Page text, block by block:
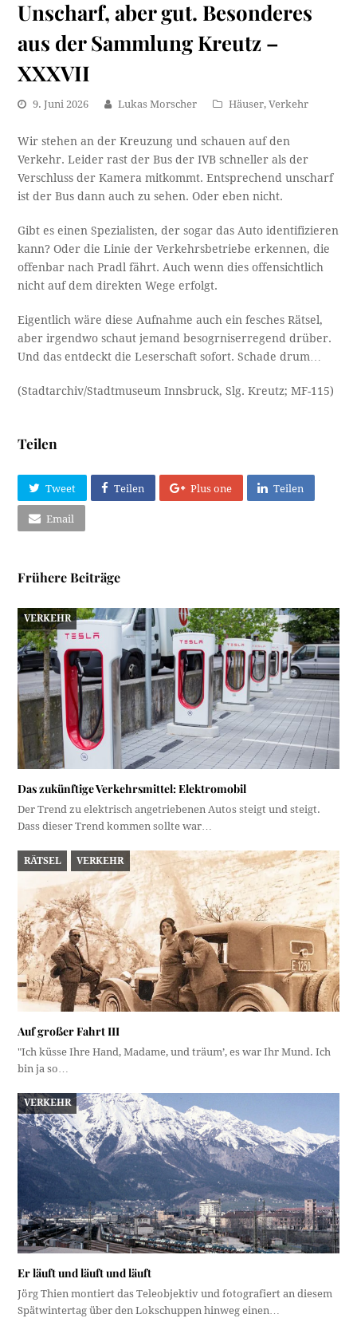
Unscharf, aber gut. Besonderes
aus der Sammlung Kreutz –
XXXVII
9. Juni 2026 Lukas Morscher Häuser,Verkehr
Wir stehen an der Kreuzung und schauen auf den
Verkehr. Leider rast der Bus der IVB schneller als der
Verschluss der Kamera mitkommt. Entsprechend unscharf
ist der Bus dann auch zu sehen. Oder eben nicht.
Gibt es einen Spezialisten, der sogar das Auto identifizieren
kann? Oder die Linie der Verkehrsbetriebe erkennen, die
offenbar nach Pradl fährt. Auch wenn dies offensichtlich
nicht auf dem direkten Wege erfolgt.
Eigentlich wäre diese Aufnahme auch ein fesches Rätsel,
aber irgendwo schaut jemand besogrniserregend drüber.
Und das entdeckt die Leserschaft sofort. Schade drum…
(Stadtarchiv/Stadtmuseum Innsbruck, Slg. Kreutz; MF-115)
Teilen
Tweet Teilen Plus one Teilen
Email
Frühere Beiträge
VERKEHR
Das zukünftige Verkehrsmittel: Elektromobil
Der Trend zu elektrisch angetriebenen Autos steigt und steigt.
Dass dieser Trend kommen sollte war…
RÄTSEL VERKEHR
Auf großer Fahrt III
"Ich küsse Ihre Hand, Madame, und träum’, es war Ihr Mund. Ich
bin ja so…
VERKEHR
Er läuft und läuft und läuft
Jörg Thien montiert das Teleobjektiv und fotografiert an diesem
Spätwintertag über den Lokschuppen hinweg einen…